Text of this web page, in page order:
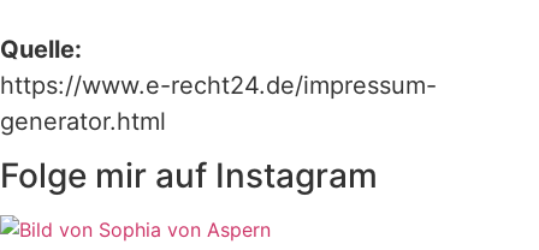
Quelle:
https://www.e-recht24.de/impressum-
generator.html
Folge mir auf Instagram